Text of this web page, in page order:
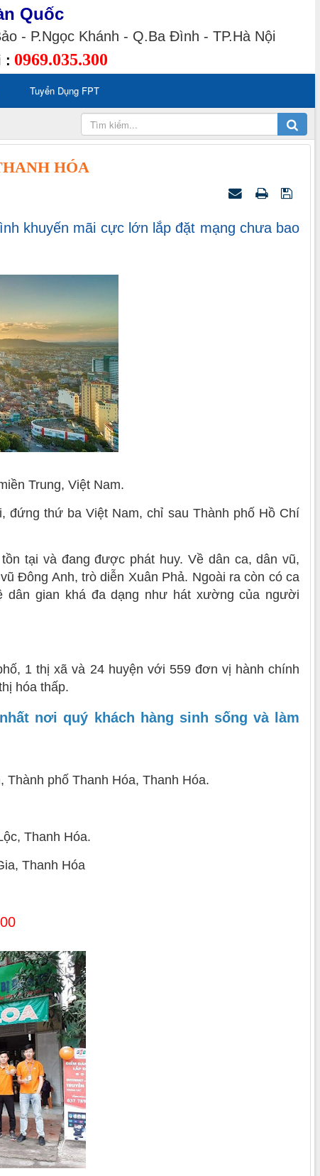
Quốc
- P.Ngọc Khánh - Q.Ba Đình - TP.Hà Nội
: 0969.035.300
Tuyển Dụng FPT
HÓA
khuyến mãi cực lớn lắp đặt mạng chưa bao
Trung, Việt Nam.
đứng thứ ba Việt Nam, chỉ sau Thành phố Hồ Chí
tại và đang được phát huy. Về dân ca, dân vũ,
Đông Anh, trò diễn Xuân Phả. Ngoài ra còn có ca
gian khá đa dạng như hát xường của người
1 thị xã và 24 huyện với 559 đơn vị hành chính
hóa thấp.
nơi quý khách hàng sinh sống và làm
phố Thanh Hóa, Thanh Hóa.
Thanh Hóa.
Thanh Hóa
0